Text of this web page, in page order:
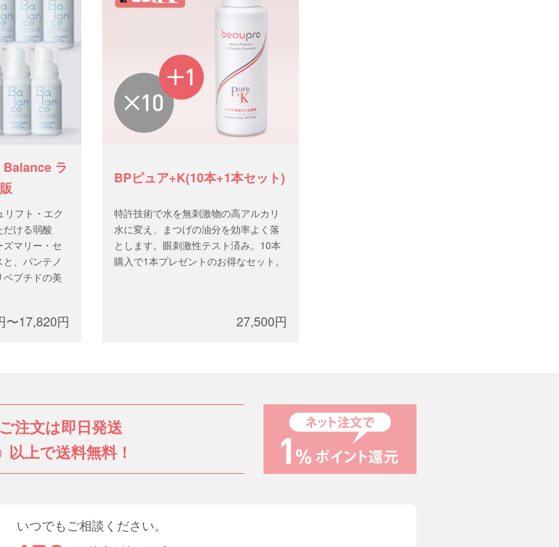
ラ
リフト・エク
ける弱酸
マリー・セ
、パンテノ
プチドの美
〜17,820円
BPピュア+K(10本+1本セット)
特許技術で水を無刺激物の高アルカリ
水に変え、まつげの油分を効率よく落
とします。眼刺激性テスト済み。10本
購入で1本プレゼントのお得なセット。
27,500円
注文は即日発送
以上で送料無料！
いつでもご相談ください。